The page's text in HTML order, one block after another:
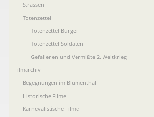
Strassen
Totenzettel
Totenzettel Bürger
Totenzettel Soldaten
Gefallenen und Vermißte 2. Weltkrieg
Filmarchiv
Begegnungen im Blumenthal
Historische Filme
Karnevalistische Filme